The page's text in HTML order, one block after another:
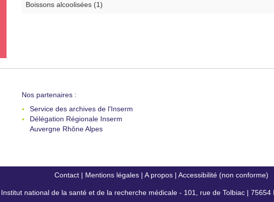
Boissons alcoolisées (1)
Nos partenaires :
Service des archives de l'Inserm
Délégation Régionale Inserm
Auvergne Rhône Alpes
Contact| Mentions légales| A propos| Accessibilité (non conforme)
Institut national de la santé et de la recherche médicale - 101, rue de Tolbiac | 75654